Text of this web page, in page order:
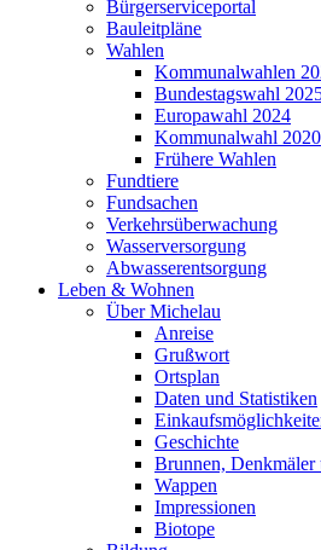
Bürgerserviceportal
Bauleitpläne
Wahlen
Kommunalwahlen
Bundestagswahl
Europawahl 2024
Kommunalwahl 2020
Frühere Wahlen
Fundtiere
Fundsachen
Verkehrsüberwachung
Wasserversorgung
Abwasserentsorgung
Leben & Wohnen
Über Michelau
Anreise
Grußwort
Ortsplan
Daten und Statistiken
Geschichte
Brunnen, Denkmäler
Wappen
Impressionen
Biotope